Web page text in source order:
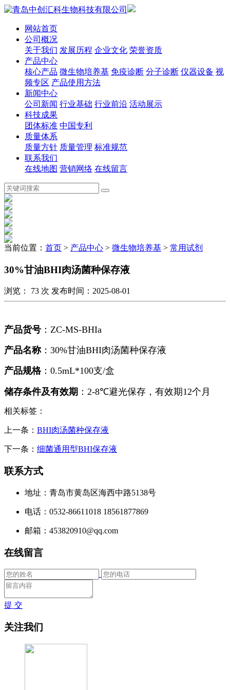
网站首页
公司概况
关于我们 发展历程 企业文化 荣誉资质
产品中心
核心产品 微生物培养基 免疫诊断 分子诊断 仪器设备 视
频专区 产品使用方法
新闻中心
公司新闻 行业基础 行业前沿 活动展示
科技成果
团体标准 中国专利
质量体系
质量方针 质量管理 标准规范
联系我们
在线地图 营销网络 在线留言
当前位置： 首页 > 产品中心 > 微生物培养基 > 常用试剂
30%甘油BHI肉汤菌种保存液
浏览： 73 次 发布时间：2025-08-01
产品货号 ： ZC-MS-BHIa
产品名称： 30%甘油BHI肉汤菌种保存液
产品规格： 0.5mL*100支/盒
储存条件及有效期 ： 2-8℃避光保存，有效期12个月
相关标签：
上一条： BHI肉汤菌种保存液
下一条： 细菌通用型BHI保存液
联系方式
地址：青岛市黄岛区海西中路5138号
电话：0532-86611018 18561877869
邮箱：453820910@qq.com
在线留言
提 交
关注我们